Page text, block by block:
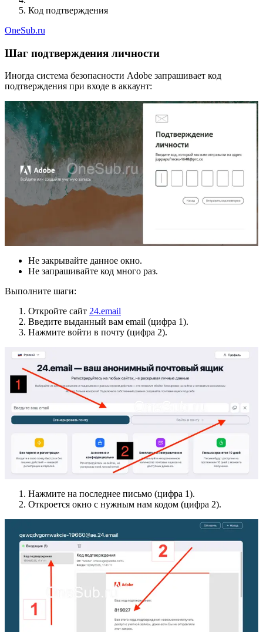
Код подтверждения
OneSub.ru
Шаг подтверждения личности
Иногда система безопасности Adobe запрашивает код
подтверждения при входе в аккаунт:
Не закрывайте данное окно.
Не запрашивайте код много раз.
Выполните шаги:
Откройте сайт 24.email
Введите выданный вам email (цифра 1).
Нажмите войти в почту (цифра 2).
Нажмите на последнее письмо (цифра 1).
Откроется окно с нужным нам кодом (цифра 2).